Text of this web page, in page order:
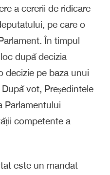
a cererii de ridicare
pe care o
În timpul
după decizia
decizie pe baza unui
vot, Președintele
Parlamentului
competente a
este un mandat